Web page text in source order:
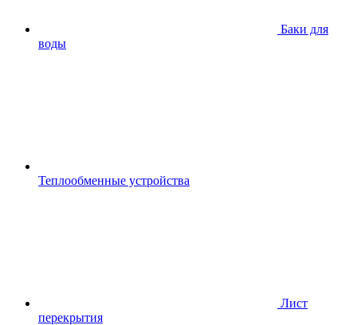
Баки для
воды
Теплообменные устройства
Лист
перекрытия